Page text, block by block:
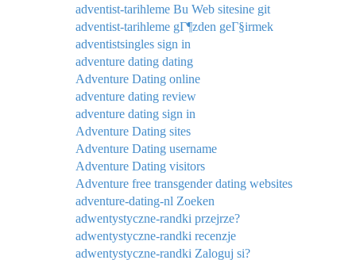
adventist-tarihleme Bu Web sitesine git
adventist-tarihleme gГ¶zden geГ§irmek
adventistsingles sign in
adventure dating dating
Adventure Dating online
adventure dating review
adventure dating sign in
Adventure Dating sites
Adventure Dating username
Adventure Dating visitors
Adventure free transgender dating websites
adventure-dating-nl Zoeken
adwentystyczne-randki przejrze?
adwentystyczne-randki recenzje
adwentystyczne-randki Zaloguj si?